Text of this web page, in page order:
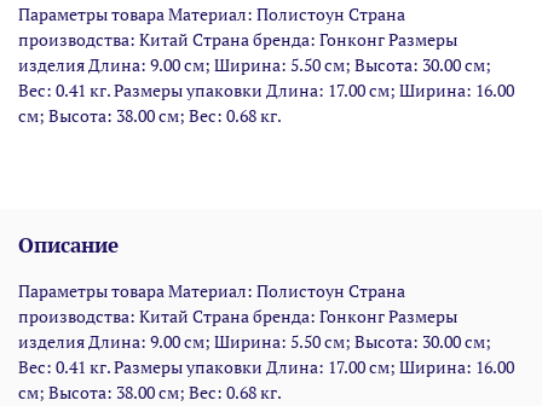
Параметры товара Материал: Полистоун Страна
производства: Китай Страна бренда: Гонконг Размеры
изделия Длина: 9.00 см; Ширина: 5.50 см; Высота: 30.00 см;
Вес: 0.41 кг. Размеры упаковки Длина: 17.00 см; Ширина: 16.00
см; Высота: 38.00 см; Вес: 0.68 кг.
Описание
Параметры товара Материал: Полистоун Страна
производства: Китай Страна бренда: Гонконг Размеры
изделия Длина: 9.00 см; Ширина: 5.50 см; Высота: 30.00 см;
Вес: 0.41 кг. Размеры упаковки Длина: 17.00 см; Ширина: 16.00
см; Высота: 38.00 см; Вес: 0.68 кг.